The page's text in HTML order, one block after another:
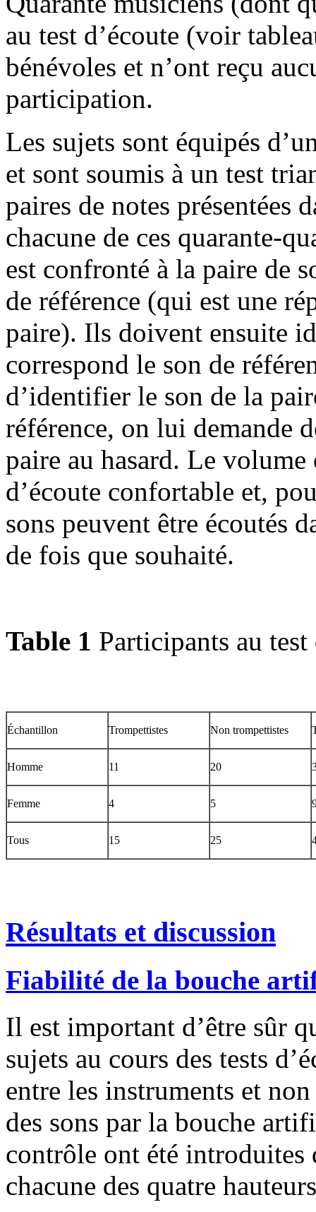
au test d’écoute (voir
bénévoles et n’ont reçu
participation.
Les sujets sont équipés
et sont soumis à un test
paires de notes présentées
chacune de ces quarante-
est confronté à la paire de
de référence (qui est une
paire). Ils doivent ensuite
correspond le son de
d’identifier le son de la
référence, on lui demande
paire au hasard. Le
d’écoute confortable et,
sons peuvent être écoutés
de fois que souhaité.
Table 1 Participants au test
Échantillon Trompettistes Non trompettistes
Homme 11 20
Femme 4 5
Tous 15 25
Résultats et discussion
Fiabilité de la bouche
Il est important d’être sûr
sujets au cours des tests
entre les instruments et
des sons par la bouche
contrôle ont été introduites
chacune des quatre